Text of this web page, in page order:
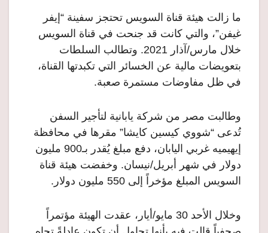
ما زالت هيئة قناة السويس تحتجز سفينة “إيفر
غيفن”، والتي كانت قد جنحت في قناة السويس
خلال مارس/آذار 2021. وتطالب السلطات
بتعويضات مالية عن الخسائر التي تكبدتها القناة،
في ظل مفاوضات مستمرة صعبة.
وطالبت مصر من شركة يابانية لتأجير السفن
تُدعى “شووي كيسين كايشا” مقرها في محافظة
إيهيميه غربي اليابان، دفع مبلغ يُقدر بـ900 مليون
دولار في شهر أبريل/نيسان. وخفضت هيئة قناة
السويس المبلغ مؤخراً إلى 550 مليون دولار.
وخلال الأحد 30 مايو/أيار، عقدت الهيئة مؤتمراً